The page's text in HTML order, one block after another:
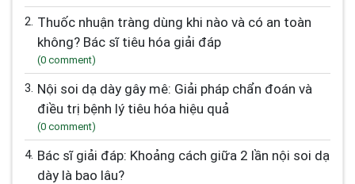
2. Thuốc nhuận tràng dùng khi nào và có an toàn
không? Bác sĩ tiêu hóa giải đáp
(0 comment)
3. Nội soi dạ dày gây mê: Giải pháp chẩn đoán và
điều trị bệnh lý tiêu hóa hiệu quả
(0 comment)
4. Bác sĩ giải đáp: Khoảng cách giữa 2 lần nội soi dạ
dày là bao lâu?